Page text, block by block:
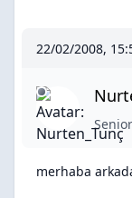
22/02/2008,
merhaba